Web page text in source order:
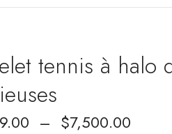
tennis à halo
– $7,500.00